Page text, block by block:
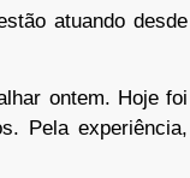
atuando desde
ontem. Hoje foi
Pela experiência,